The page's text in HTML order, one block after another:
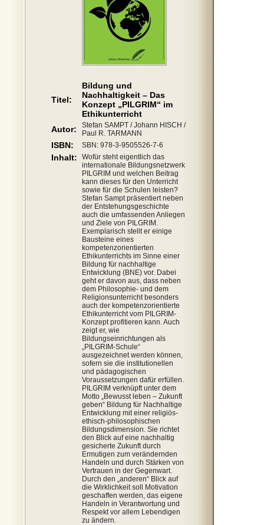
Titel:
Bildung und
Nachhaltigkeit – Das
Konzept „PILGRIM“ im
Ethikunterricht
Autor:
Stefan SAMPT / Johann HISCH /
Paul R. TARMANN
ISBN: SBN: 978-3-9505526-7-6
Inhalt:
Wofür steht eigentlich das
internationale Bildungsnetzwerk
PILGRIM und welchen Beitrag
kann dieses für den Unterricht
sowie für die Schulen leisten?
Stefan Sampt präsentiert neben
der Entstehungsgeschichte
auch die umfassenden Anliegen
und Ziele von PILGRIM.
Exemplarisch stellt er einige
Bausteine eines
kompetenzorientierten
Ethikunterrichts im Sinne einer
Bildung für nachhaltige
Entwicklung (BNE) vor. Dabei
geht er davon aus, dass neben
dem Philosophie- und dem
Religionsunterricht besonders
auch der kompetenzorientierte
Ethikunterricht vom PILGRIM-
Konzept profitieren kann. Auch
zeigt er, wie
Bildungseinrichtungen als
„PILGRIM-Schule“
ausgezeichnet werden können,
sofern sie die institutionellen
und pädagogischen
Voraussetzungen dafür erfüllen.
PILGRIM verknüpft unter dem
Motto „Bewusst leben – Zukunft
geben“ Bildung für Nachhaltige
Entwicklung mit einer religiös-
ethisch-philosophischen
Bildungsdimension. Sie richtet
den Blick auf eine nachhaltig
gesicherte Zukunft durch
Ermutigen zum verändernden
Handeln und durch Stärken von
Vertrauen in der Gegenwart.
Durch den „anderen“ Blick auf
die Wirklichkeit soll Motivation
geschaffen werden, das eigene
Handeln in Verantwortung und
Respekt vor allem Lebendigen
zu ändern.